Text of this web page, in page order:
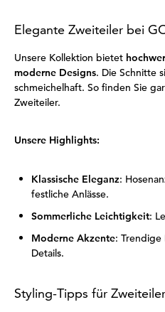
Elegante Zweiteiler bei
Unsere Kollektion bietet
moderne Designs. Die Schnitte
schmeichelhaft. So finden Sie
Zweiteiler.
Unsere Highlights:
Klassische Eleganz:
festliche Anlässe.
Sommerliche Leichtigkeit:
Moderne Akzente: Trendige
Details.
Styling-Tipps für Zweiteiler